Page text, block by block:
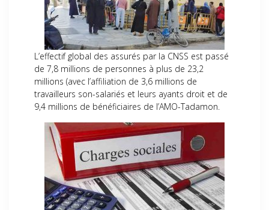
L’effectif global des assurés par la CNSS est passé
de 7,8 millions de personnes à plus de 23,2
millions (avec l’affiliation de 3,6 millions de
travailleurs son-salariés et leurs ayants droit et de
9,4 millions de bénéficiaires de l’AMO-Tadamon.